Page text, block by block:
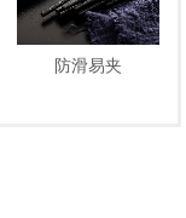
防滑易夹